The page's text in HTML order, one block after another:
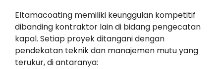
Eltamacoating memiliki keunggulan kompetitif
dibanding kontraktor lain di bidang pengecatan
kapal. Setiap proyek ditangani dengan
pendekatan teknik dan manajemen mutu yang
terukur, di antaranya: